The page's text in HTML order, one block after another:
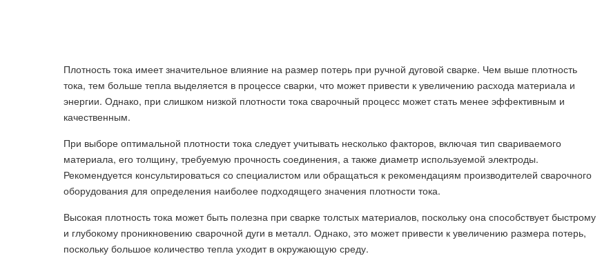
Плотность тока имеет значительное влияние на размер потерь при ручной дуговой сварке. Чем выше плотность
тока, тем больше тепла выделяется в процессе сварки, что может привести к увеличению расхода материала и
энергии. Однако, при слишком низкой плотности тока сварочный процесс может стать менее эффективным и
качественным.
При выборе оптимальной плотности тока следует учитывать несколько факторов, включая тип свариваемого
материала, его толщину, требуемую прочность соединения, а также диаметр используемой электроды.
Рекомендуется консультироваться со специалистом или обращаться к рекомендациям производителей сварочного
оборудования для определения наиболее подходящего значения плотности тока.
Высокая плотность тока может быть полезна при сварке толстых материалов, поскольку она способствует быстрому
и глубокому проникновению сварочной дуги в металл. Однако, это может привести к увеличению размера потерь,
поскольку большое количество тепла уходит в окружающую среду.